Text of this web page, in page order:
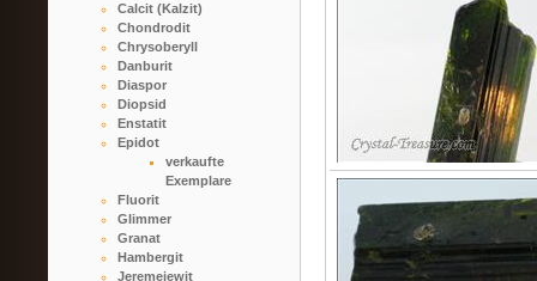
Calcit (Kalzit)
Chondrodit
Chrysoberyll
Danburit
Diaspor
Diopsid
Enstatit
Epidot
verkaufte
Exemplare
Fluorit
Glimmer
Granat
Hambergit
Jeremejewit